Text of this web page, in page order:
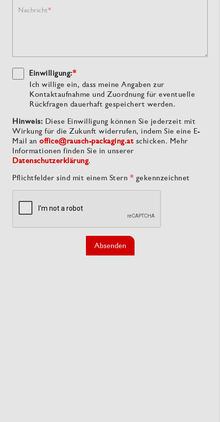
Nachricht
Einwilligung:*
Ich willige ein, dass meine Angaben zur
Kontaktaufnahme und Zuordnung für eventuelle
Rückfragen dauerhaft gespeichert werden.
Hinweis: Diese Einwilligung können Sie jederzeit mit
Wirkung für die Zukunft widerrufen, indem Sie eine E-
Mail an office@rausch-packaging.at schicken. Mehr
Informationen finden Sie in unserer
Datenschutzerklärung.
Pflichtfelder sind mit einem Stern * gekennzeichnet
Absenden